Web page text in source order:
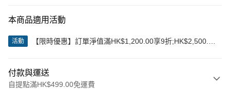
本商品適用活動
活動
【限時優惠】訂單淨值滿HK$1,200.00享9折;HK$2,500.00
付款與運送
自提點滿HK$499.00免運費